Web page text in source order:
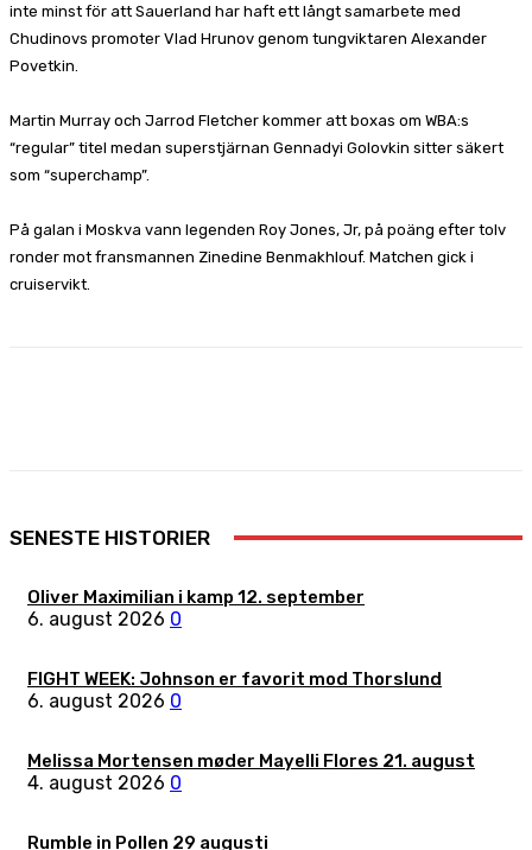
inte minst för att Sauerland har haft ett långt samarbete med
Chudinovs promoter Vlad Hrunov genom tungviktaren Alexander
Povetkin.
Martin Murray och Jarrod Fletcher kommer att boxas om WBA:s
“regular” titel medan superstjärnan Gennadyi Golovkin sitter säkert
som “superchamp”.
På galan i Moskva vann legenden Roy Jones, Jr, på poäng efter tolv
ronder mot fransmannen Zinedine Benmakhlouf. Matchen gick i
cruiservikt.
SENESTE HISTORIER
Oliver Maximilian i kamp 12. september
6. august 2026 0
FIGHT WEEK: Johnson er favorit mod Thorslund
6. august 2026 0
Melissa Mortensen møder Mayelli Flores 21. august
4. august 2026 0
Rumble in Pollen 29 augusti